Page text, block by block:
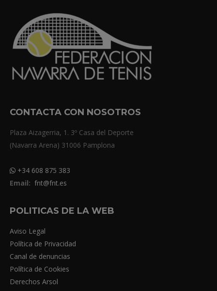
CONTACTA CON NOSOTROS
Plaza Aizagerria, 1. 3º Casa del Deporte
(Navarra Arena) 31006 Pamplona
+34 608 875 383
Email: fnt@fnt.es
POLITICAS DE LA WEB
Aviso Legal
Política de Privacidad
Canal de denuncias
Política de Cookies
Derechos Arsol